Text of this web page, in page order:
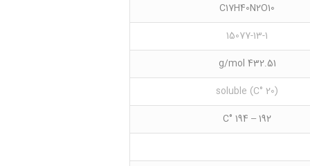
C17H40N2O10
15077-13-1
432.51 g/mol
(20 °C) soluble
192 – 194 °C